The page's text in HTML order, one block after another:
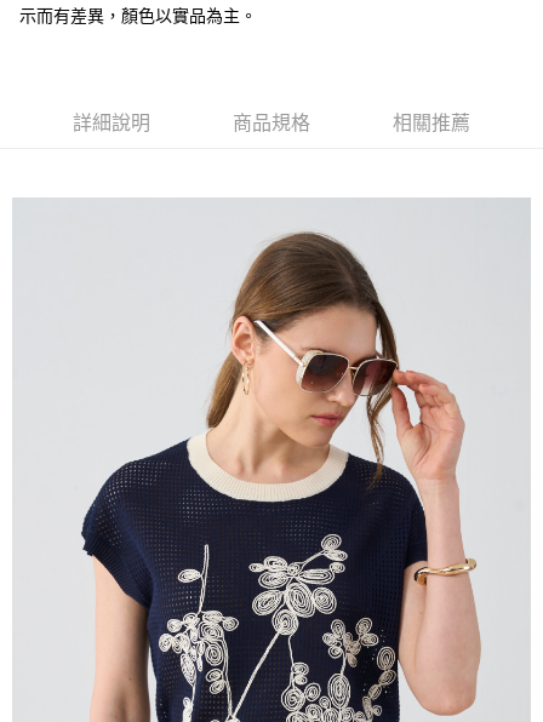
全盈+PAY
【大哥付你分期使用說明】
1.本服務由台灣大哥大提供，台灣大哥大用戶可立即使用無須另外申請。
成交易。
4.訂單成立30分鐘內，如未前往確認交易或遇審核未通過，訂單將自動取
消。如遇「轉專審核」未通過狀況，表示未達大哥付你分期系統評分，恕無
1.分期款項不併入電信帳單，「大哥付你分期」於每月結算日後寄送繳費提
2.透過簡訊連結打開帳單後，可選擇「超商條碼／台灣大直營門市／銀行轉
帳／街口支付／iPASS MONEY」等通路繳費。
1.本服務係由「台灣大哥大股份有限公司」（以下簡稱本公司）所提供，讓
用戶於交易時，得透過本服務購買商品或服務，並由商店將買賣／分期付款
買賣價金債權讓與本公司後，依約使用本公司帳單繳交帳款。
2.基於同意付款使用「大哥付你分期」之契約關係目的，商店將以您的個人
資料（包含姓名、電話或地址）提供予台灣大哥大進項蒐集、處理及利用，
由本公司與您本人進行分期帳單所需資料之確認、核對及更正。
3.完整用戶服務條款，請詳閱以下連結：https://oppay.tw/userRule
AFTEE先享後付
１．簡單：不需註冊會員、不需綁卡、不需儲值。
２．便利：只要手機號碼，簡訊認證，即可結帳。
３．安心：先確認商品／服務後，再付款。
【「AFTEE先享後付」結帳流程】
１．於結帳方式選擇「AFTEE先享後付」後，將跳轉至「AFTEE先享後付」
結帳頁面，進行簡訊認證並確認金額後，即可完成結帳。
２．訂單成立數日內，您將收到繳費通知簡訊。
３．收到繳費通知簡訊後14天內，點擊此簡訊中的連結，可透過四大超商／
ATM／網路銀行／等多元方式進行付款，方視為交易完成。
※ 請注意：結帳手續完成當下不需立刻繳費，但若您需要取消訂單，請聯絡
購買商品的店家。未經商家同意取消之訂單仍視為有效，需透過AFTEE先享
後付繳納相關費用。
※ 交易是否成功請以「AFTEE先享後付 」之結帳頁面顯示為準，若有關於
是否繳費成功／繳費後需取消欲退款等相關疑問，請聯繫「AFTEE先享後付
客戶支援中心」
https://netprotections.freshdesk.com/support/home
１．透過由恩沛科技股份有限公司提供之「AFTEE先享後付」服務完成之交
易，需依本服務之必要範圍內提供個人資料，並將交易相關給付款項請求債
權轉讓予恩沛科技股份有限公司。
２．關於個人資料處理事宜，請瀏覽以下網址：
每筆NT$120，滿NT$2,000(含以上)免運費
每筆NT$120，滿NT$2,000(含以上)免運費
每筆NT$120，滿NT$2,000(含以上)免運費
示而有差異，顏色以實品為主。
詳細說明 商品規格 相關推薦